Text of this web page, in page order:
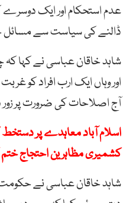
عدم استحکام اور ایک دوسرے
ڈالنے کی سیاست سے مسائل
شاہد خاقان عباسی نے کہا کہ
اور وہاں ایک ارب افراد کو
آج اصلاحات کی ضرورت پر زور
اسلام آباد معاہدے پر دستخط
کشمیری مظاہرین احتجاج ختم
شاہد خاقان عباسی نے